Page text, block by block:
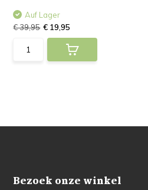
Auf Lager
€ 39,95 € 19,95
Bezoek onze winkel